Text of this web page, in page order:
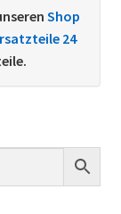
Shop
24